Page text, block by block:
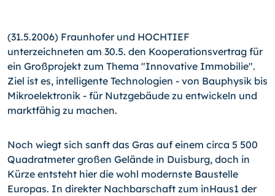
(31.5.2006) Fraunhofer und HOCHTIEF
unterzeichneten am 30.5. den Kooperationsvertrag für
ein Großprojekt zum Thema "Innovative Immobilie".
Ziel ist es, intelligente Technologien - von Bauphysik bis
Mikroelektronik - für Nutzgebäude zu entwickeln und
marktfähig zu machen.
Noch wiegt sich sanft das Gras auf einem circa 5 500
Quadratmeter großen Gelände in Duisburg, doch in
Kürze entsteht hier die wohl modernste Baustelle
Europas. In direkter Nachbarschaft zum inHaus1 der